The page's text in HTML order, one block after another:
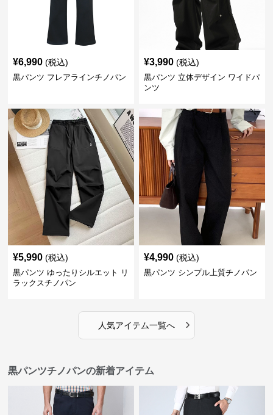
¥6,990 (税込)
黒パンツ フレアラインチノパン
¥3,990 (税込)
黒パンツ 立体デザイン ワイドパ
ンツ
¥5,990 (税込)
黒パンツ ゆったりシルエット リ
ラックスチノパン
¥4,990 (税込)
黒パンツ シンプル上質チノパン
人気アイテム一覧へ ›
黒パンツチノパンの新着アイテム